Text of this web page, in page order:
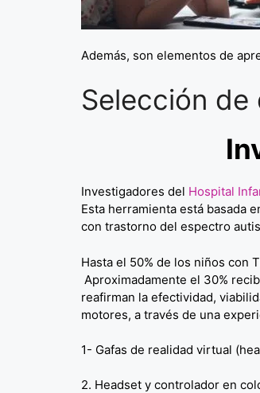
Además, son elementos de
Selección
Investigadores del Hospital
Esta herramienta está basada
con trastorno del espectro
Hasta el 50% de los niños con
Aproximadamente el 30%
reafirman la efectividad,
motores, a través de una
1- Gafas de realidad virtual
2. Headset y controlador en